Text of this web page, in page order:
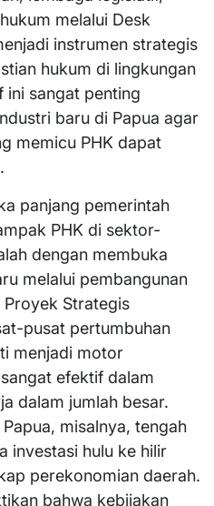
melalui Desk
instrumen strategis
hukum di lingkungan
ini sangat penting
baru di Papua agar
memicu PHK dapat
panjang pemerintah
PHK di sektor-
dengan membuka
melalui pembangunan
Strategis
pusat pertumbuhan
menjadi motor
efektif dalam
dalam jumlah besar.
misalnya, tengah
investasi hulu ke hilir
perekonomian daerah.
bahwa kebijakan